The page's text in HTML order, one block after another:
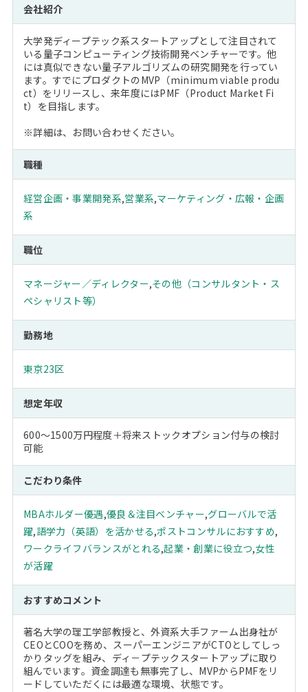
会社紹介
大学発ディープテック系スタートアップとして注目されて
いる量子コンピューティング技術開発ベンチャーです。他
には真似できない量子アルゴリズムの研究開発を行ってい
ます。すでにプロダクトのMVP（minimum viable produ
ct）をリリースし、来年度にはPMF（Product Market Fi
t）を目指します。
※詳細は、お問い合わせください。
職種
経営企画・事業開発系,営業系,マーケティング・広報・企画
系
職位
マネージャー／ディレクター,その他（コンサルタント・ス
ペシャリスト等）
勤務地
東京23区
想定年収
600～1500万円程度＋将来ストックオプション付与の検討
可能
こだわり条件
MBAホルダー優遇,優良＆注目ベンチャー,グローバルで活
躍,語学力（英語）を活かせる,ポストコンサルにおすすめ,
ワークライフバランスがとれる,起業・創業に役立つ,女性
が活躍
おすすめコメント
著名大学の理工学部教授と、外資系大手ファーム出身社が
CEOとCOOを務め、スーパーエンジニアがCTOとしてしっ
かりタッグを組み、ディ－プテックスタートアップに取り
組んでいます。資金調達も無事完了し、MVPからPMFをリ
ードしていただくには最適な環境、状態です。